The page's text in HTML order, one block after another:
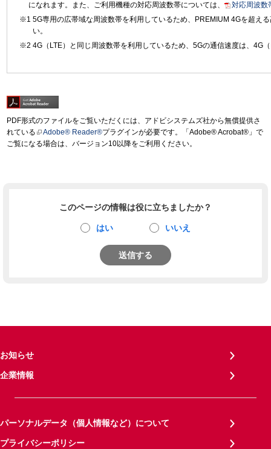
になれます。また、ご利用機種の対応周波数帯については、
対応周波数
5G専用の広帯域な周波数帯を利用しているため、PREMIUM 4Gを超え
い。
4G（LTE）と同じ周波数帯を利用しているため、5Gの通信速度は、4G
PDF形式のファイルをご覧いただくには、アドビシステムズ社から無償提供さ
れている
Adobe® Reader®プラグインが必要です。「Adobe® Acrobat®」で
ご覧になる場合は、バージョン10以降をご利用ください。
このページの情報は役に立ちましたか？
はい いいえ
送信する
お知らせ
企業情報
パーソナルデータ（個人情報など）について
プライバシーポリシー